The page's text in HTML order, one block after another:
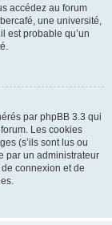
accédez au forum
une université,
est probable qu’un
par phpBB 3.3 qui
Les cookies
(s’ils sont lus ou
par un administrateur
connexion et de